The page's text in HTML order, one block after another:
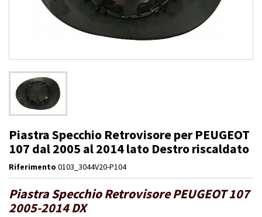
Piastra Specchio Retrovisore per PEUGEOT
107 dal 2005 al 2014 lato Destro riscaldato
Riferimento 0103_3044V20-P104
Piastra Specchio Retrovisore PEUGEOT 107
2005-2014 DX